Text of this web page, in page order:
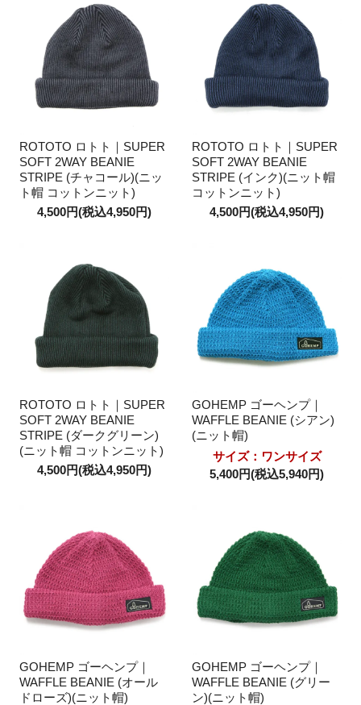
ROTOTO ロトト｜SUPER
SOFT 2WAY BEANIE
STRIPE (チャコール)(ニッ
ト帽 コットンニット)
4,500円(税込4,950円)
ROTOTO ロトト｜SUPER
SOFT 2WAY BEANIE
STRIPE (インク)(ニット帽
コットンニット)
4,500円(税込4,950円)
ROTOTO ロトト｜SUPER
SOFT 2WAY BEANIE
STRIPE (ダークグリーン)
(ニット帽 コットンニット)
4,500円(税込4,950円)
GOHEMP ゴーヘンプ｜
WAFFLE BEANIE (シアン)
(ニット帽)
サイズ：ワンサイズ
5,400円(税込5,940円)
GOHEMP ゴーヘンプ｜
WAFFLE BEANIE (オール
ドローズ)(ニット帽)
GOHEMP ゴーヘンプ｜
WAFFLE BEANIE (グリー
ン)(ニット帽)